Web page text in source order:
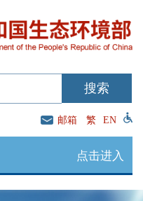
邮箱 繁 EN
点击进入